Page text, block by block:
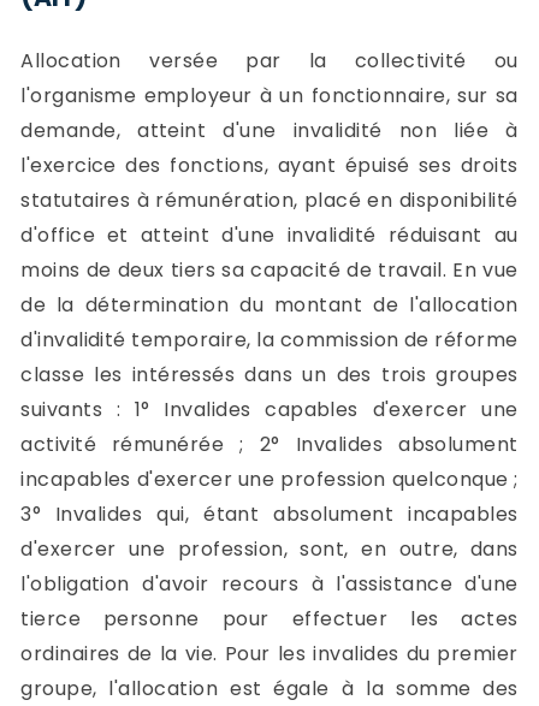
Allocation versée par la collectivité ou
l'organisme employeur à un fonctionnaire, sur sa
demande, atteint d'une invalidité non liée à
l'exercice des fonctions, ayant épuisé ses droits
statutaires à rémunération, placé en disponibilité
d'office et atteint d'une invalidité réduisant au
moins de deux tiers sa capacité de travail. En vue
de la détermination du montant de l'allocation
d'invalidité temporaire, la commission de réforme
classe les intéressés dans un des trois groupes
suivants : 1° Invalides capables d'exercer une
activité rémunérée ; 2° Invalides absolument
incapables d'exercer une profession quelconque ;
3° Invalides qui, étant absolument incapables
d'exercer une profession, sont, en outre, dans
l'obligation d'avoir recours à l'assistance d'une
tierce personne pour effectuer les actes
ordinaires de la vie. Pour les invalides du premier
groupe, l'allocation est égale à la somme des